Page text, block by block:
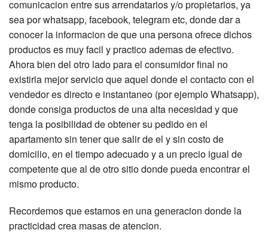
comunicacion entre sus arrendatarios y/o propietarios, ya
sea por whatsapp, facebook, telegram etc, donde dar a
conocer la informacion de que una persona ofrece dichos
productos es muy facil y practico ademas de efectivo.
Ahora bien del otro lado para el consumidor final no
existiria mejor servicio que aquel donde el contacto con el
vendedor es directo e instantaneo (por ejemplo Whatsapp),
donde consiga productos de una alta necesidad y que
tenga la posibilidad de obtener su pedido en el
apartamento sin tener que salir de el y sin costo de
domicilio, en el tiempo adecuado y a un precio igual de
competente que al de otro sitio donde pueda encontrar el
mismo producto.
Recordemos que estamos en una generacion donde la
practicidad crea masas de atencion.